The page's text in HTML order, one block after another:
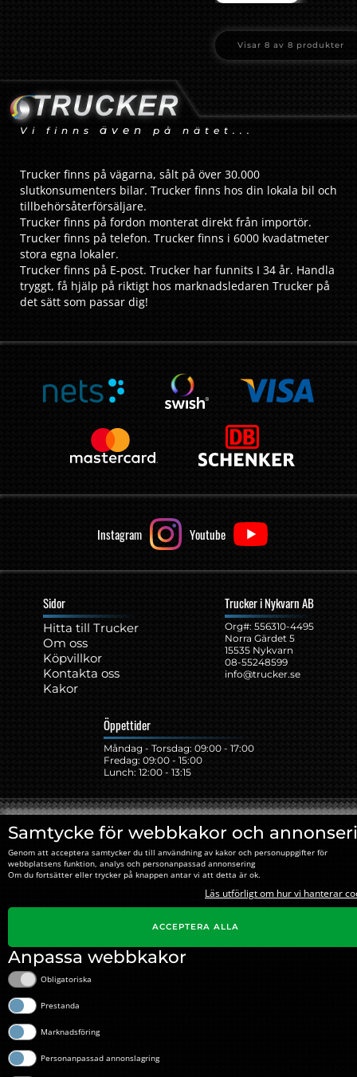
Samtycke för webbkakor och
Genom att acceptera samtycker du till användning av kakor och personuppgifter för
webbplatsens funktion, analys och personanpassad annonsering
Om du fortsätter eller trycker på knappen antar vi att detta är ok.
Läs utförligt om hur vi hanterar
ACCEPTERA ALLA
Anpassa webbkakor
Obligatoriska
Prestanda
Marknadsföring
Personanpassad annonslagring
Visar8 av8 produkter
Vi finns även på nätet...
Trucker finns på vägarna, sålt på över 30.000
slutkonsumenters bilar. Trucker finns hos din lokala bil och
tillbehörsåterförsäljare.
Trucker finns på fordon monterat direkt från importör.
Trucker finns på telefon. Trucker finns i 6000 kvadatmeter
stora egna lokaler.
Trucker finns på E-post. Trucker har funnits I 34 år. Handla
tryggt, få hjälp på riktigt hos marknadsledaren Trucker på
det sätt som passar dig!
Instagram Youtube
Sidor
Hitta till Trucker
Om oss
Köpvillkor
Kontakta oss
Kakor
Trucker i Nykvarn AB
Org#: ‍556310-4495
Norra Gärdet 5
15535 Nykvarn
08-55248599
info@trucker.se
Öppettider
Måndag - Torsdag: 09:00 - 17:00
Fredag: 09:00 - 15:00
Lunch: 12:00 - 13:15